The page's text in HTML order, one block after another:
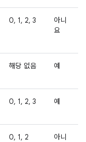
0, 1, 2, 3
아니
요
해당 없음 예
0, 1, 2, 3 예
0, 1, 2
아니